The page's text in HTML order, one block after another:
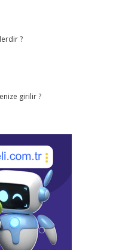
?
girilir ?